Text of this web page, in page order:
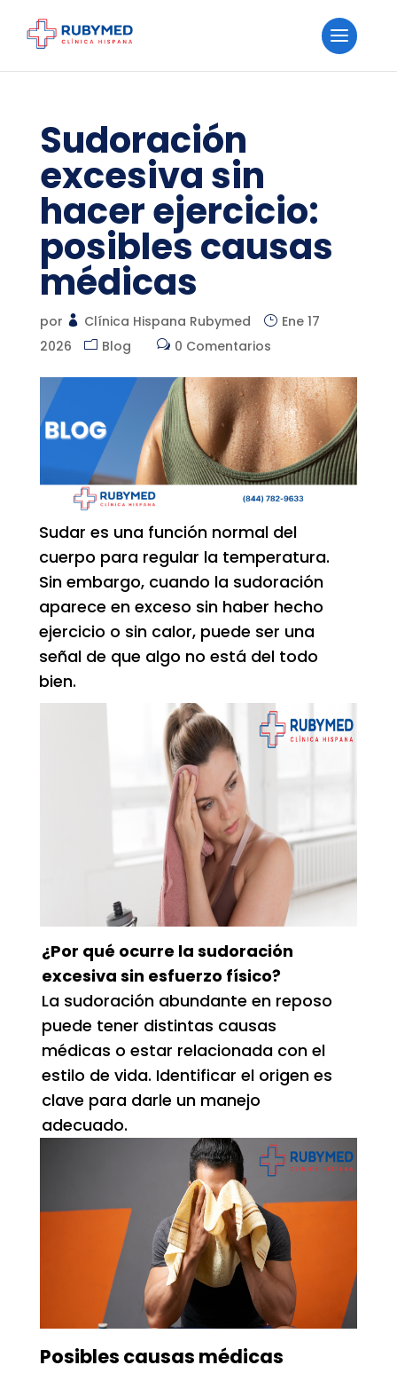
Sudoración
excesiva sin
hacer ejercicio:
posibles causas
médicas
por Clínica Hispana Rubymed
Ene 17
2026
Blog 0 Comentarios
Sudar es una función normal del
cuerpo para regular la temperatura.
Sin embargo, cuando la sudoración
aparece en exceso sin haber hecho
ejercicio o sin calor, puede ser una
señal de que algo no está del todo
bien.
¿Por qué ocurre la sudoración
excesiva sin esfuerzo físico?
La sudoración abundante en reposo
puede tener distintas causas
médicas o estar relacionada con el
estilo de vida. Identificar el origen es
clave para darle un manejo
adecuado.
Posibles causas médicas